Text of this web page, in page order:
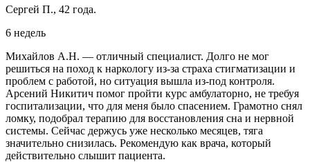
Сергей П., 42 года.
6 недель
Михайлов А.Н. — отличный специалист. Долго не мог
решиться на поход к наркологу из-за страха стигматизации и
проблем с работой, но ситуация вышла из-под контроля.
Арсений Никитич помог пройти курс амбулаторно, не требуя
госпитализации, что для меня было спасением. Грамотно снял
ломку, подобрал терапию для восстановления сна и нервной
системы. Сейчас держусь уже несколько месяцев, тяга
значительно снизилась. Рекомендую как врача, который
действительно слышит пациента.